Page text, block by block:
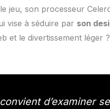
jeu, son processeur
vise à séduire par son
et le divertissement léger ?
d’examiner